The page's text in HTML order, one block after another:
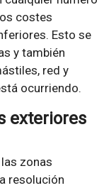
costes
Esto se
y también
red y
ocurriendo.
exteriores
zonas
resolución